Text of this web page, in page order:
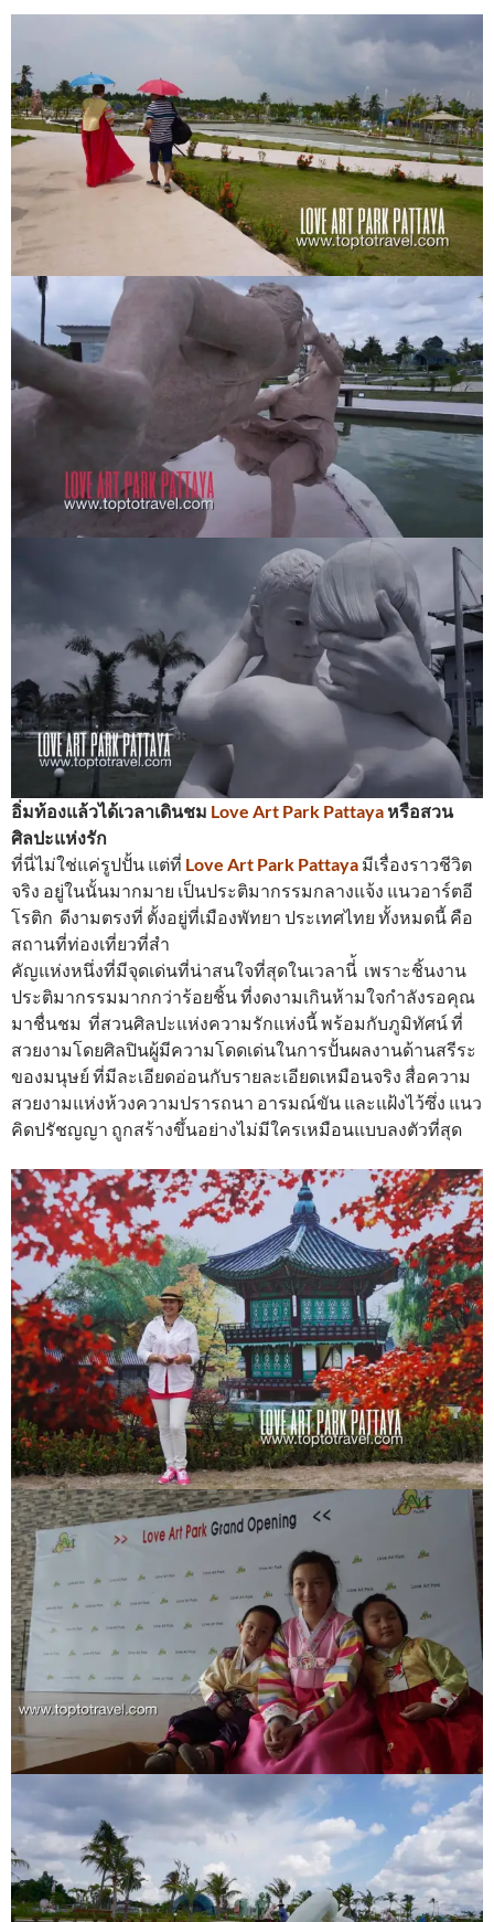
อิ่มท้องแล้วได้เวลาเดินชม Love Art Park Pattaya หรือสวน
ศิลปะแห่งรัก
ที่นี่ไม่ใช่แค่รูปปั้น แต่ที่ Love Art Park Pattaya มีเรื่องราวชีวิต
จริง อยู่ในนั้นมากมาย เป็นประติมากรรมกลางแจ้ง แนวอาร์ตอี
โรติก ดีงามตรงที่ ตั้งอยู่ที่เมืองพัทยา ประเทศไทย ทั้งหมดนี้ คือ
สถานที่ท่องเที่ยวที่สำ
คัญแห่งหนึ่งที่มีจุดเด่นที่น่าสนใจที่สุดในเวลานี่้ เพราะชิ้นงาน
ประติมากรรมมากกว่าร้อยชิ้น ที่งดงามเกินห้ามใจกำลังรอคุณ
มาชื่นชม ที่สวนศิลปะแห่งความรักแห่งนี้ พร้อมกับภูมิทัศน์ ที่
สวยงามโดยศิลปินผู้มีความโดดเด่นในการปั้นผลงานด้านสรีระ
ของมนุษย์ ที่มีละเอียดอ่อนกับรายละเอียดเหมือนจริง สื่อความ
สวยงามแห่งห้วงความปรารถนา อารมณ์ขัน และแฝ้งไว้ซึ่ง แนว
คิดปรัชญญา ถูกสร้างขึ้นอย่างไม่มีใครเหมือนแบบลงตัวที่สุด